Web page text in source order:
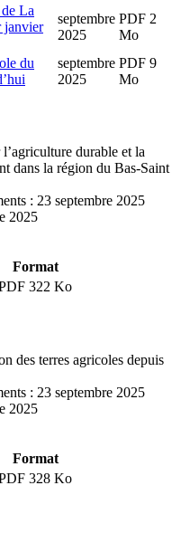
La
janvier
septembre
2025
PDF 2
Mo
du
septembre
2025
PDF 9
Mo
durable et la
dans la région du Bas-Saint
: 23 septembre 2025
2025
Format
322 Ko
des terres agricoles depuis
: 23 septembre 2025
2025
Format
328 Ko